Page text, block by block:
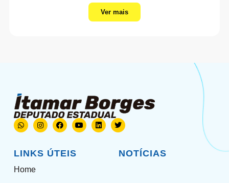
Ver mais
LINKS ÚTEIS
Home
NOTÍCIAS